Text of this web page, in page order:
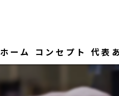
ホーム コンセプト 代表